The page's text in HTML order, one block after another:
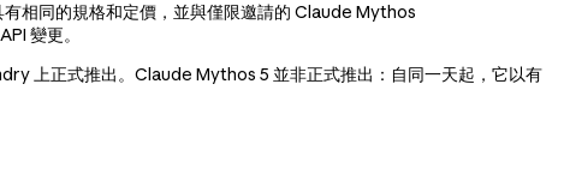
相同的規格和定價，並與僅限邀請的 Claude Mythos
變更。
上正式推出。Claude Mythos 5 並非正式推出：自同一天起，它以有